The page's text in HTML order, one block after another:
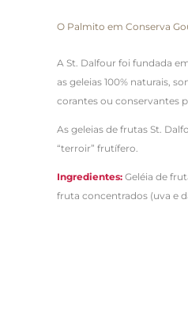
O Palmito em Conserva
A St. Dalfour foi fundada
as geleias 100% naturais,
corantes ou conservantes
As geleias de frutas St.
“terroir” frutífero.
Ingredientes: Geléia de
fruta concentrados (uva e